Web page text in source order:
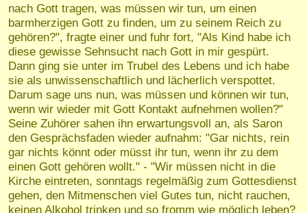
nach Gott tragen, was müssen wir tun, um einen
barmherzigen Gott zu finden, um zu seinem Reich zu
gehören?", fragte einer und fuhr fort, "Als Kind habe ich
diese gewisse Sehnsucht nach Gott in mir gespürt.
Dann ging sie unter im Trubel des Lebens und ich habe
sie als unwissenschaftlich und lächerlich verspottet.
Darum sage uns nun, was müssen und können wir tun,
wenn wir wieder mit Gott Kontakt aufnehmen wollen?"
Seine Zuhörer sahen ihn erwartungsvoll an, als Saron
den Gesprächsfaden wieder aufnahm: "Gar nichts, rein
gar nichts könnt oder müsst ihr tun, wenn ihr zu dem
einen Gott gehören wollt." - "Wir müssen nicht in die
Kirche eintreten, sonntags regelmäßig zum Gottesdienst
gehen, den Mitmenschen viel Gutes tun, nicht rauchen,
keinen Alkohol trinken und so fromm wie möglich leben?